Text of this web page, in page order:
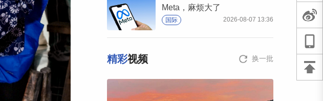
Meta，麻烦大了
国际 2026-08-07 13:36
精彩视频 换一批